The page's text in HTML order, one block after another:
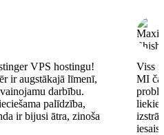
VPS hostingu!
ir augstākajā līmenī,
darbību.
palīdzība,
ir bijusi ātra, zinoša
Viss
MI